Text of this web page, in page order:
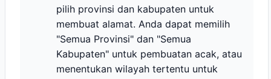
pilih provinsi dan kabupaten untuk
membuat alamat. Anda dapat memilih
"Semua Provinsi" dan "Semua
Kabupaten" untuk pembuatan acak, atau
menentukan wilayah tertentu untuk